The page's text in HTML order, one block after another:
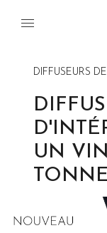
DIFFUSEURS
UN